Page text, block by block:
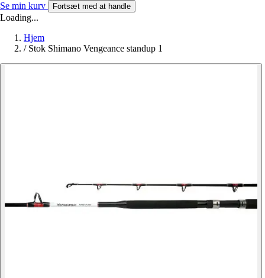
Se min kurv Fortsæt med at handle
Loading...
Hjem
/ Stok Shimano Vengeance standup 1